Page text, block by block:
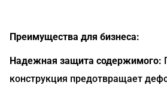
Преимущества для бизнеса:
Надежная защита содержимого:
конструкция предотвращает